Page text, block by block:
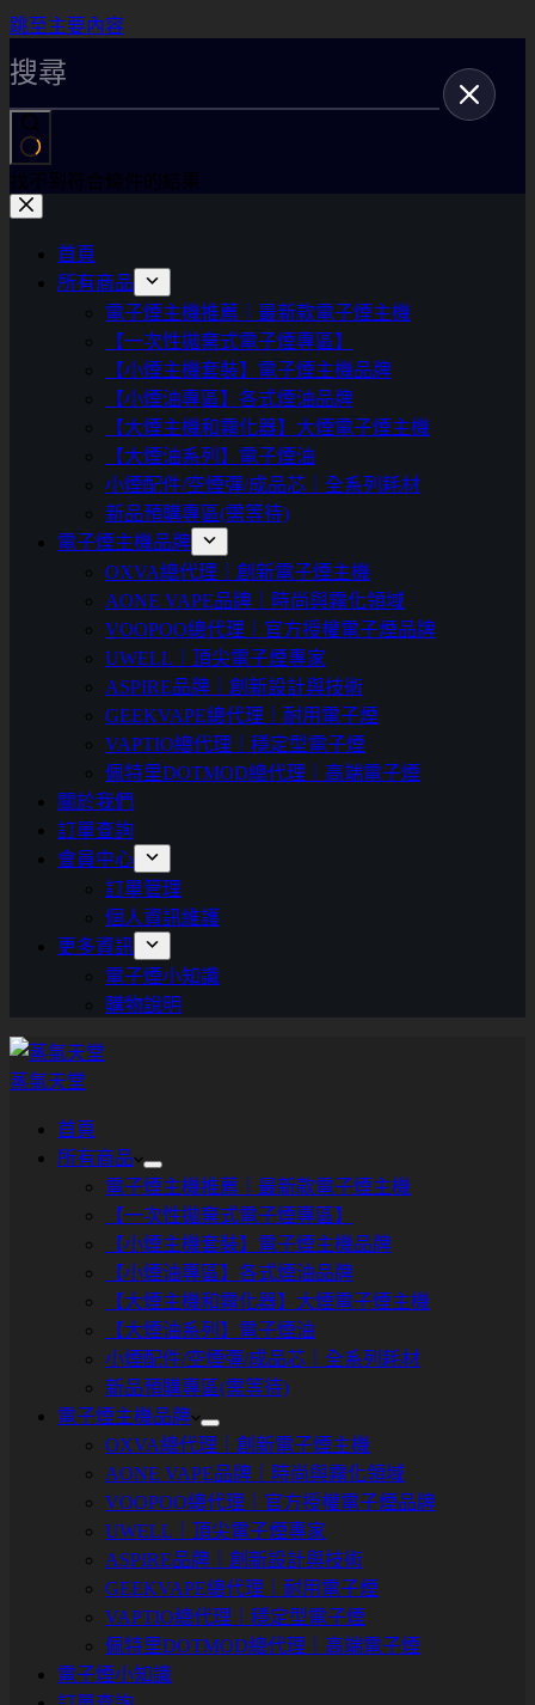
跳至主要內容
找不到符合條件的結果
首頁
所有商品
電子煙主機推薦｜最新款電子煙主機
【一次性拋棄式電子煙專區】
【小煙主機套裝】電子煙主機品牌
【小煙油專區】各式煙油品牌
【大煙主機和霧化器】大煙電子煙主機
【大煙油系列】電子煙油
小煙配件/空煙彈/成品芯｜全系列耗材
新品預購專區(需等待)
電子煙主機品牌
OXVA總代理｜創新電子煙主機
AONE VAPE品牌｜時尚與霧化領域
VOOPOO總代理｜官方授權電子煙品牌
UWELL｜頂尖電子煙專家
ASPIRE品牌｜創新設計與技術
GEEKVAPE總代理｜耐用電子煙
VAPTIO總代理｜穩定型電子煙
佩特里DOTMOD總代理｜高端電子煙
關於我們
訂單查詢
會員中心
訂單管理
個人資訊維護
更多資訊
電子煙小知識
購物說明
蒸氣天堂
首頁
所有商品
電子煙主機推薦｜最新款電子煙主機
【一次性拋棄式電子煙專區】
【小煙主機套裝】電子煙主機品牌
【小煙油專區】各式煙油品牌
【大煙主機和霧化器】大煙電子煙主機
【大煙油系列】電子煙油
小煙配件/空煙彈/成品芯｜全系列耗材
新品預購專區(需等待)
電子煙主機品牌
OXVA總代理｜創新電子煙主機
AONE VAPE品牌｜時尚與霧化領域
VOOPOO總代理｜官方授權電子煙品牌
UWELL｜頂尖電子煙專家
ASPIRE品牌｜創新設計與技術
GEEKVAPE總代理｜耐用電子煙
VAPTIO總代理｜穩定型電子煙
佩特里DOTMOD總代理｜高端電子煙
電子煙小知識